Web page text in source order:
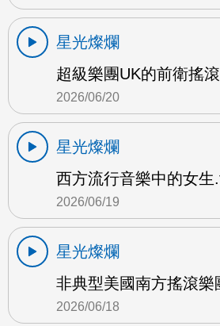
星光燦爛
超級樂團UK的前衛搖
2026/06/20
星光燦爛
西方流行音樂中的女生
2026/06/19
星光燦爛
非典型美國南方搖滾樂
2026/06/18